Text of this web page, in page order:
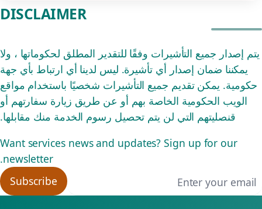
DISCLAIMER
يتم إصدار جميع التأشيرات وفقًا للتقدير المطلق لحكوماتها ، ولا
يمكننا ضمان إصدار أي تأشيرة. ليس لدينا أي ارتباط بأي جهة
حكومية. يمكن تقديم جميع التأشيرات شخصيًا باستخدام مواقع
الويب الحكومية الخاصة بهم أو عن طريق زيارة سفارتهم أو
قنصليتهم التي لن يتم تحصيل رسوم الخدمة منك مقابلها.
Want services news and updates? Sign up for our
newsletter.
Subscribe